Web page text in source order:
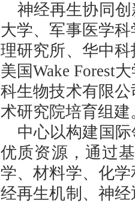
神经再生协同
大学、军事医学
理研究所、华中
美国Wake Forest
科生物技术有限
术研究院培育组建
中心以构建国
优质资源，通过
学、材料学、化
经再生机制、神